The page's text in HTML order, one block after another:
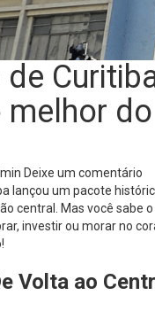
de
Deixe um comentário
lançou um pacote
central. Mas você sabe
investir ou morar no
Volta ao